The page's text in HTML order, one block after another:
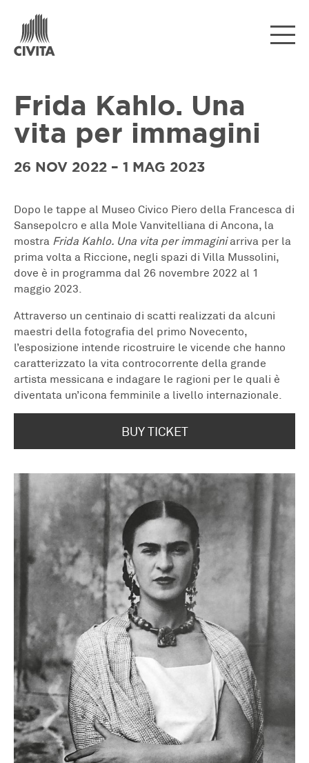
Frida Kahlo. Una
vita per immagini
26 NOV 2022 – 1 MAG 2023
Dopo le tappe al Museo Civico Piero della Francesca di
Sansepolcro e alla Mole Vanvitelliana di Ancona, la
mostra Frida Kahlo. Una vita per immaginiarriva per la
prima volta a Riccione, negli spazi di Villa Mussolini,
dove è in programma dal 26 novembre 2022 al 1
maggio 2023.
Attraverso un centinaio di scatti realizzati da alcuni
maestri della fotografia del primo Novecento,
l’esposizione intende ricostruire le vicende che hanno
caratterizzato la vita controcorrente della grande
artista messicana e indagare le ragioni per le quali è
diventata un’icona femminile a livello internazionale.
BUY TICKET